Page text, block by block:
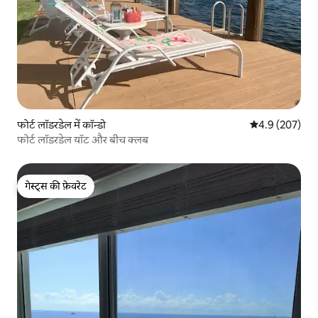
फोर्ट लॉडरडेल में कॉन्डो औसत रेटिंग 5 में
4.9 (207)
फोर्ट लॉडरडेल यॉट और बीच क्लब
गेस्ट्स की फ़ेवरेट
गेस्ट्स की फ़ेवरेट